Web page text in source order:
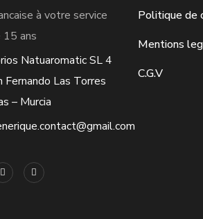
à votre service
15 ans
Natuaromatic SL 4
Fernando Las Torres
– Murcia
Politique de
Mentions
C.G.V